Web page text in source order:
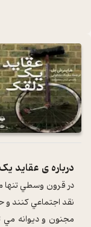
درباره ی عقاید
در قرون وسطي تنها
نقد اجتماعي کنند و
مجنون و ديوانه